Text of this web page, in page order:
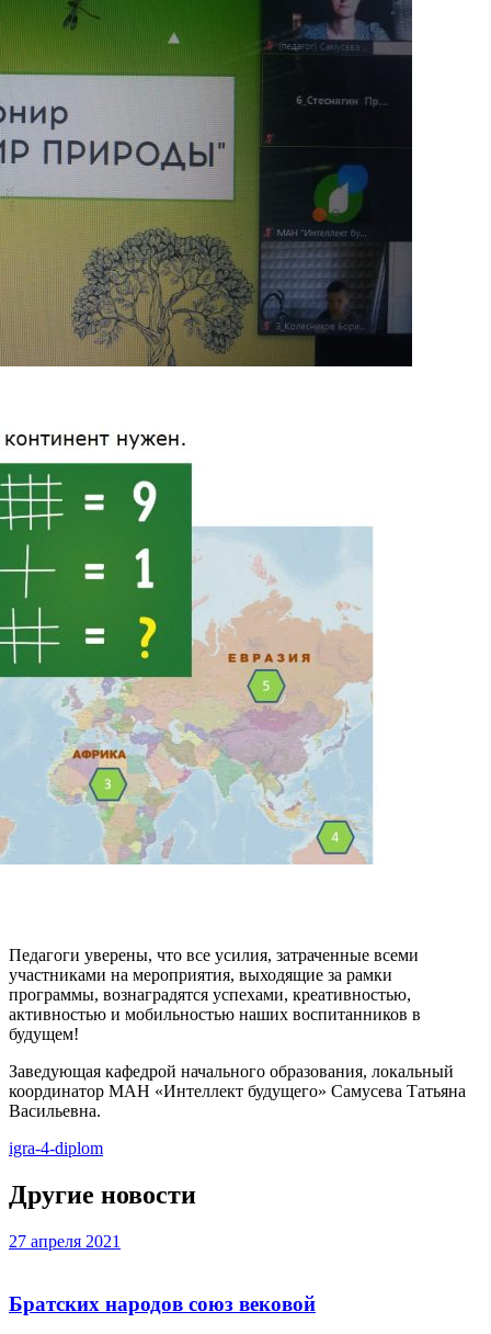
Педагоги уверены, что все усилия, затраченные всеми
участниками на мероприятия, выходящие за рамки
программы, вознаградятся успехами, креативностью,
активностью и мобильностью наших воспитанников в
будущем!
Заведующая кафедрой начального образования, локальный
координатор МАН «Интеллект будущего» Самусева Татьяна
Васильевна.
igra-4-diplom
Другие новости
27 апреля 2021
Братских народов союз вековой